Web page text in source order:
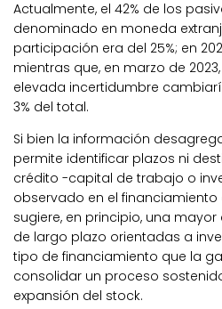
Actualmente, el 42% de los
denominado en moneda
participación era del 25%; en
mientras que, en marzo de
elevada incertidumbre
3% del total.
Si bien la información
permite identificar plazos ni
crédito -capital de trabajo o
observado en el
sugiere, en principio, una
de largo plazo orientadas a
tipo de financiamiento que la
consolidar un proceso
expansión del stock.